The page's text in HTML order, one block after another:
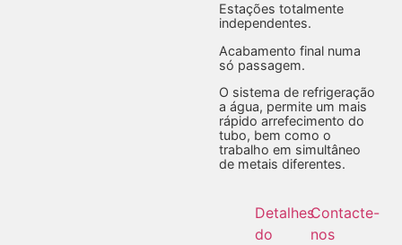
Estações totalmente
independentes.
Acabamento final numa
só passagem.
O sistema de refrigeração
a água, permite um mais
rápido arrefecimento do
tubo, bem como o
trabalho em simultâneo
de metais diferentes.
Detalhes
do
Contacte-
nos